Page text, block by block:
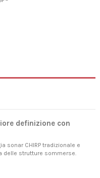
definizione con
sonar CHIRP tradizionale e
delle strutture sommerse.